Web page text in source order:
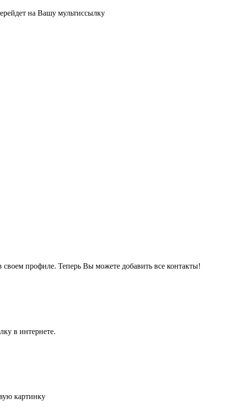
на Вашу мультиссылку
своем профиле. Теперь Вы можете добавить все контакты!
в интернете.
картинку